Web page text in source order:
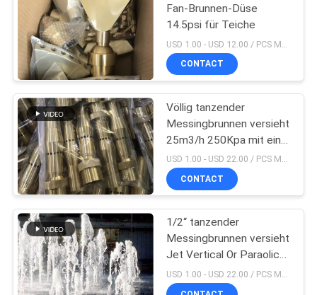
Edelstahl-
Swimmingpool-
Leiter
19
Handelsswimmingpool-
Sandfilter
Fan-Brunnen-Düse
14.5psi für Teiche
CONTACT
Völlig tanzender
Messingbrunnen versieht
25m3/h 250Kpa mit einer
Düse
USD 1.00 - USD 22.00 / PCS MOQ:1 PCS
CONTACT
1/2“ tanzender
Messingbrunnen versieht
Jet Vertical Or Paraolic-
Spray-Durchmesser mit
einer Düse
USD 1.00 - USD 22.00 / PCS MOQ:1 PCS